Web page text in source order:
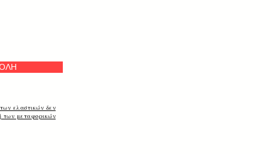
ελαστικών δεν
των μεταφορικών